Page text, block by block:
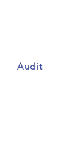
Audit